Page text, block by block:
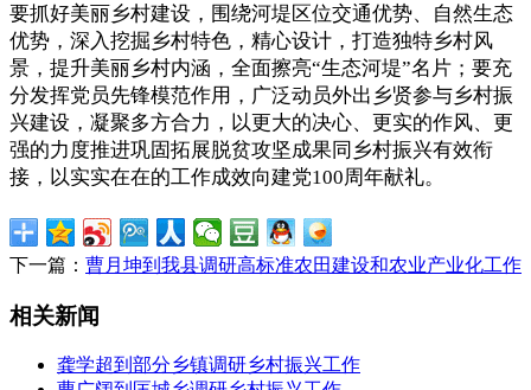
要抓好美丽乡村建设，围绕河堤区位交通优势、自然生态
优势，深入挖掘乡村特色，精心设计，打造独特乡村风
景，提升美丽乡村内涵，全面擦亮“生态河堤”名片；要充
分发挥党员先锋模范作用，广泛动员外出乡贤参与乡村振
兴建设，凝聚多方合力，以更大的决心、更实的作风、更
强的力度推进巩固拓展脱贫攻坚成果同乡村振兴有效衔
接，以实实在在的工作成效向建党100周年献礼。
下一篇： 曹月坤到我县调研高标准农田建设和农业产业化工作
相关新闻
龚学超到部分乡镇调研乡村振兴工作